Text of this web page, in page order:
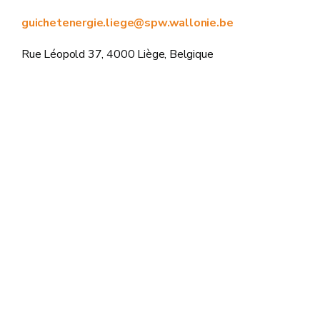
guichetenergie.liege@spw.wallonie.be
Rue Léopold 37, 4000 Liège, Belgique